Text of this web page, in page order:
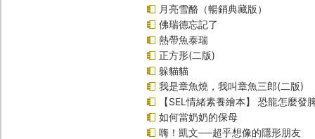
月亮雪酪（暢銷典藏版）
佛瑞德忘記了
熱帶魚泰瑞
正方形(二版)
躲貓貓
我是章魚燒，我叫章魚三郎(二版)
【SEL情緒素養繪本】 恐龍怎麼發
如何當奶奶的保母
嗨！凱文──超乎想像的隱形朋友